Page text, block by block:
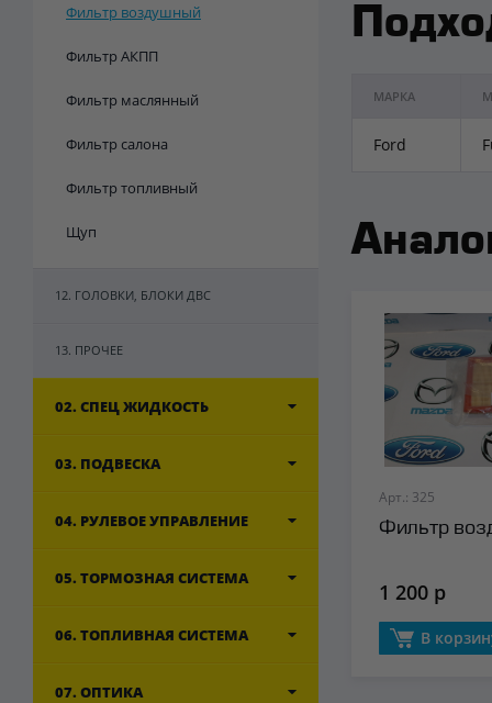
Фильтр воздушный
Фильтр АКПП
Фильтр маслянный
Фильтр салона
Фильтр топливный
Щуп
12. ГОЛОВКИ, БЛОКИ ДВС
13. ПРОЧЕЕ
02. СПЕЦ ЖИДКОСТЬ
03. ПОДВЕСКА
04. РУЛЕВОЕ УПРАВЛЕНИЕ
05. ТОРМОЗНАЯ СИСТЕМА
06. ТОПЛИВНАЯ СИСТЕМА
07. ОПТИКА
МАРКА
Ford
Арт.: 325
Фильтр
1 200 р
В